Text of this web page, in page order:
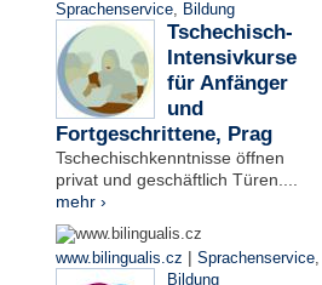
Sprachenservice, Bildung
Tschechisch-
Intensivkurse
für Anfänger
und
Fortgeschrittene, Prag
Tschechischkenntnisse öffnen
privat und geschäftlich Türen....
mehr ›
www.bilingualis.cz | Sprachenservice,
Bildung